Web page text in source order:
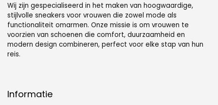
Wij zijn gespecialiseerd in het maken van hoogwaardige,
stijlvolle sneakers voor vrouwen die zowel mode als
functionaliteit omarmen. Onze missie is om vrouwen te
voorzien van schoenen die comfort, duurzaamheid en
modern design combineren, perfect voor elke stap van hun
reis.
Informatie